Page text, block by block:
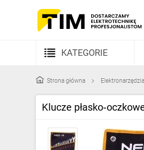
KATEGORIE
Kable i przewody
Rozdzielnice i obudowy
Elementy prowadzenia kabli
Strona główna
Klucze